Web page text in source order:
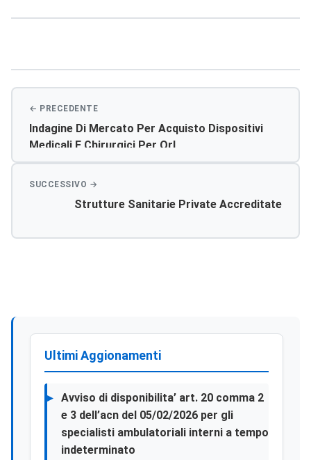
Indagine Di Mercato Per Acquisto Dispositivi
Medicali E Chirurgici Per Orl
Strutture Sanitarie Private Accreditate
Ultimi Aggionamenti
Avviso di disponibilita’ art. 20 comma 2
e 3 dell’acn del 05/02/2026 per gli
specialisti ambulatoriali interni a tempo
indeterminato